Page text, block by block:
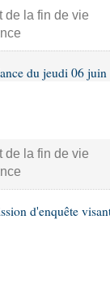
de la fin de vie
du jeudi 06
de la fin de vie
d'enquête